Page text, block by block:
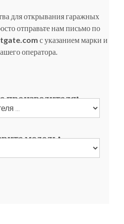
для открывания гаражных
отправьте нам письмо по
с указанием марки и
оператора.
производителя:
модель: